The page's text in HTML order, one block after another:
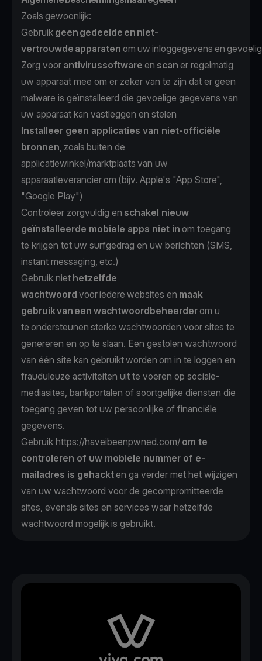
Zoals gewoonlijk:
Gebruik geen gedeelde en niet-
vertrouwde apparaten om uw inloggegevens en
Zorg voor antivirussoftware en scan er regelmatig
uw apparaat mee om er zeker van te zijn dat er geen
malware is geïnstalleerd die gevoelige gegevens van
uw apparaat kan vastleggen en stelen
Installeer geen applicaties van niet-officiële
bronnen, zoals buiten de
applicatiewinkel/marktplaats van uw
apparaatleverancier om (bijv. Apple's "App Store",
"Google Play")
Controleer zorgvuldig en schakel nieuw
geïnstalleerde mobiele apps niet in om toegang
te krijgen tot uw surfgedrag en uw berichten (SMS,
instant messaging, etc.)
Gebruik niet hetzelfde
wachtwoord voor iedere websites en maak
gebruik van een wachtwoordbeheerderom u
te ondersteunen sterke wachtwoorden voor sites te
genereren en op te slaan. Een gestolen wachtwoord
van één site kan gebruikt worden om in te loggen en
frauduleuze activiteiten uit te voeren op sociale-
mediasites, bankportalen of soortgelijke diensten die
toegang geven tot uw persoonlijke of financiële
gegevens.
Gebruik https://haveibeenpwned.com/ om te
controleren of uw mobiele nummer of e-
mailadres is gehackten ga verder met het wijzigen
van uw wachtwoord voor de gecompromitteerde
sites, evenals sites en services waar hetzelfde
wachtwoord mogelijk is gebruikt.